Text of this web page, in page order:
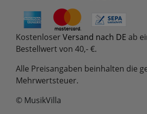
Kostenloser Versand nach DE ab
Bestellwert von 40,- €.
Alle Preisangaben beinhalten die
Mehrwertsteuer.
© MusikVilla